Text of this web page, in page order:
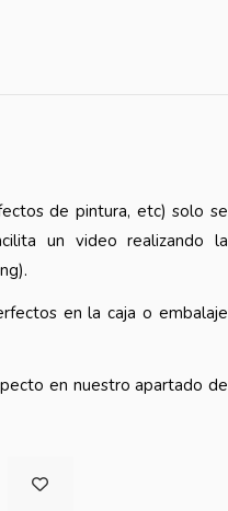
de pintura, etc) solo se
un video realizando la
en la caja o embalaje
en nuestro apartado de